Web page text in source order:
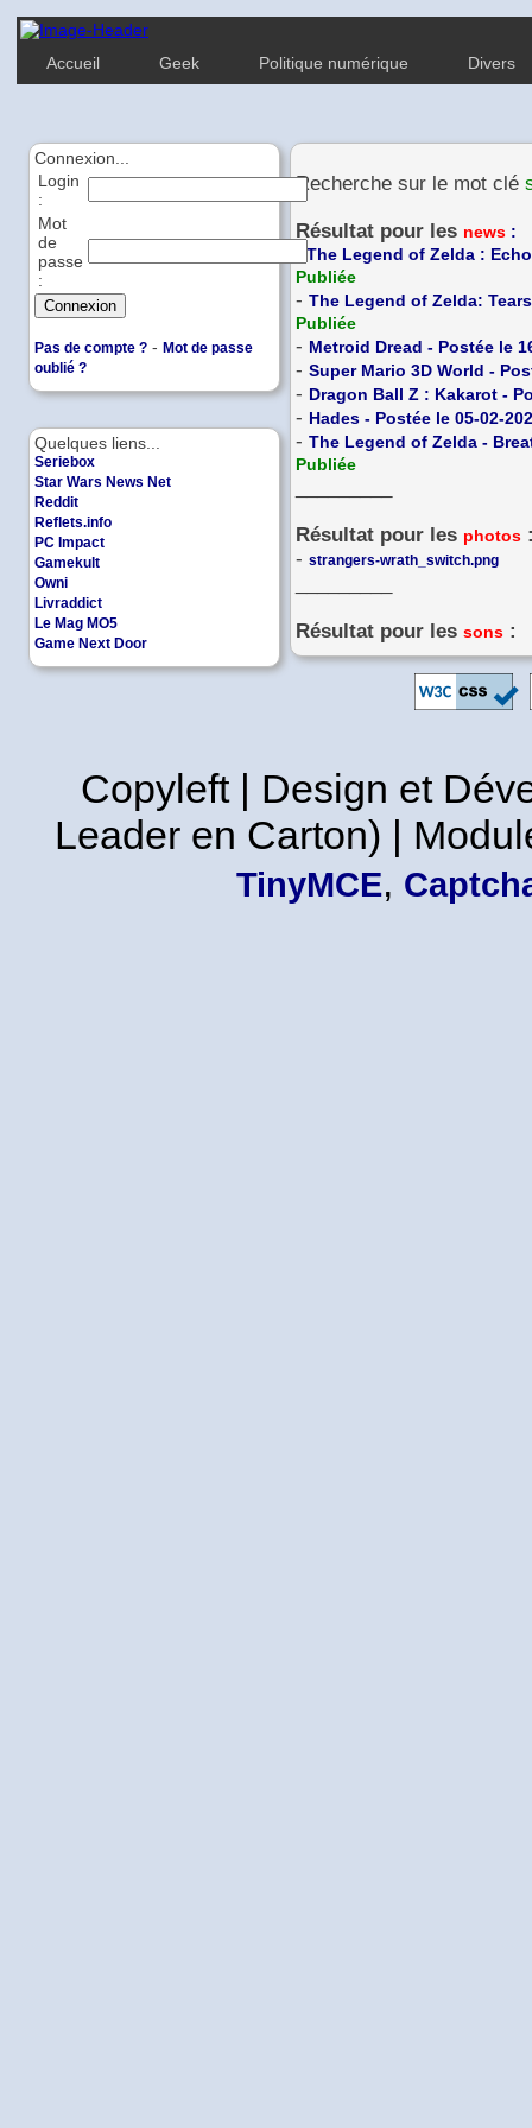
Accueil Geek Politique numérique Divers
Quelques liens...
Seriebox
Star Wars News Net
Reddit
Reflets.info
PC Impact
Gamekult
Owni
Livraddict
Le Mag MO5
Game Next Door
Connexion...
Login
:
Mot
de
passe
:
Pas de compte ? - Mot de passe
oublié ?
Recherche sur le mot clé
Résultat pour les news :
The Legend of Zelda :
Publiée
- The Legend of Zelda:
Publiée
- Metroid Dread - Postée le
- Super Mario 3D World -
- Dragon Ball Z : Kakarot -
- Hades - Postée le 05-02-
- The Legend of Zelda -
Publiée
Résultat pour les photos
- strangers-wrath_switch.png
Résultat pour les sons :
Copyleft | Design et
Leader en Carton) |
TinyMCE,